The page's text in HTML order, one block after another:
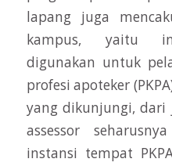
lapang juga
kampus, yaitu
digunakan untuk
profesi apoteker
yang dikunjungi, dari
assessor
instansi tempat